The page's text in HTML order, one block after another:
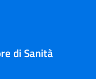
di Sanità